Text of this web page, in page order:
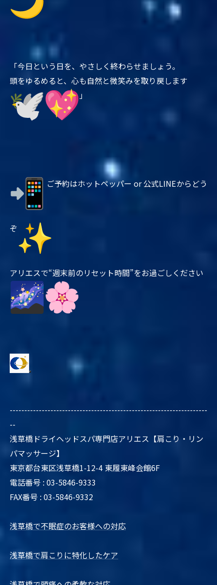
「今日という日を、やさしく終わらせましょう。
頭をゆるめると、心も自然と微笑みを取り戻します
」
ご予約はホットペッパー or 公式LINEからどう
ぞ
アリエスで“週末前のリセット時間”をお過ごしください
--------------------------------------------------------------------
--
浅草橋ドライヘッドスパ専門店アリエス【肩こり・リン
パマッサージ】
東京都台東区浅草橋1-12-4 東履東峰会館6F
電話番号 : 03-5846-9333
FAX番号 : 03-5846-9332
浅草橋で不眠症のお客様への対応
浅草橋で肩こりに特化したケア